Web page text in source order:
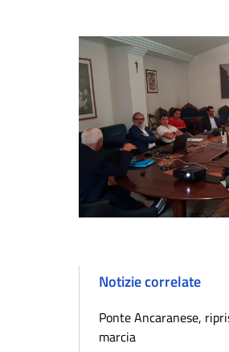
Notizie correlate
Ponte Ancaranese,
marcia